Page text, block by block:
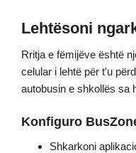
Lehtësoni
Rritja e fëmijëve është
celular i lehtë për t'u
autobusin e shkollës sa
Konfiguro
Shkarkoni